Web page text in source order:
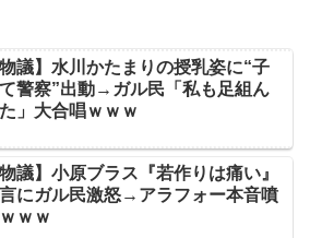
物議】水川かたまりの授乳姿に“子
警察”出動→ガル民「私も足組ん
」大合唱ｗｗｗ
物議】小原ブラス『若作りは痛い』
にガル民激怒→アラフォー本音噴
ｗｗ